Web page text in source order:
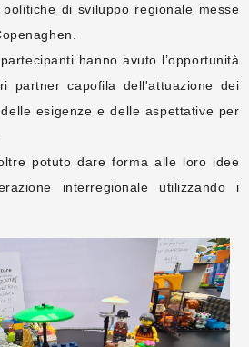
di sviluppo regionale messe
hanno avuto l’opportunità
partner capofila dell'attuazione dei
esigenze e delle aspettative per
potuto dare forma alle loro idee
interregionale utilizzando i